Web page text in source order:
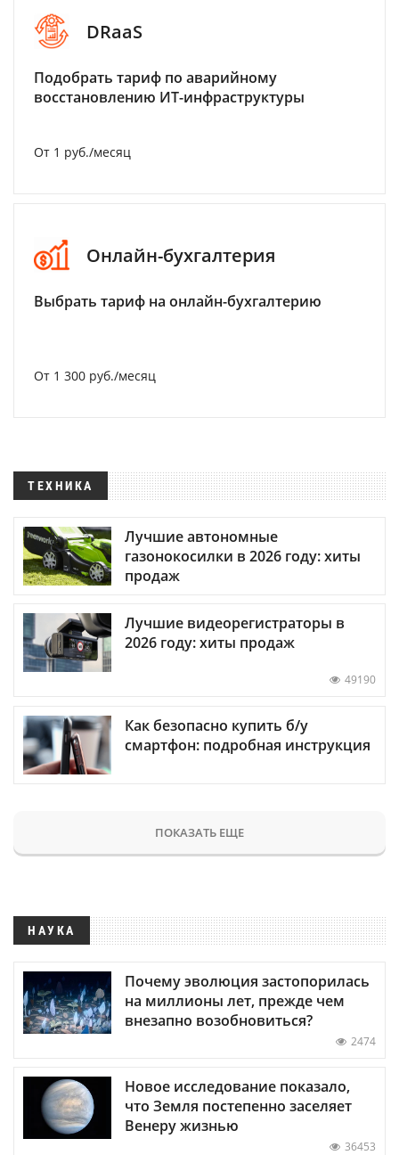
DRaaS
Подобрать тариф по аварийному
восстановлению ИТ-инфраструктуры
От 1 руб./месяц
Онлайн-бухгалтерия
Выбрать тариф на онлайн-бухгалтерию
От 1 300 руб./месяц
ТЕХНИКА
Лучшие автономные
газонокосилки в 2026 году: хиты
продаж
Лучшие видеорегистраторы в
2026 году: хиты продаж
49190
Как безопасно купить б/у
смартфон: подробная инструкция
ПОКАЗАТЬ ЕЩЕ
НАУКА
Почему эволюция застопорилась
на миллионы лет, прежде чем
внезапно возобновиться?
2474
Новое исследование показало,
что Земля постепенно заселяет
Венеру жизнью
36453